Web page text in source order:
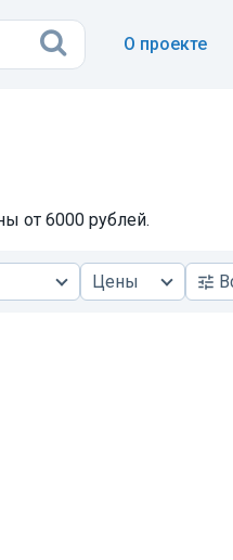
О проекте
от 6000 рублей.
Цены